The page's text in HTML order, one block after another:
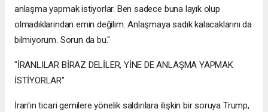
anlaşma yapmak istiyorlar. Ben sadece buna layık olup
olmadıklarından emin değilim. Anlaşmaya sadık kalacaklarını da
bilmiyorum. Sorun da bu."
"İRANLILAR BİRAZ DELİLER, YİNE DE ANLAŞMA YAPMAK
İSTİYORLAR"
İran'ın ticari gemilere yönelik saldırılara ilişkin bir soruya Trump,